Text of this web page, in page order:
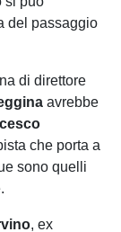
del passaggio
di direttore
avrebbe
che porta a
sono quelli
, ex